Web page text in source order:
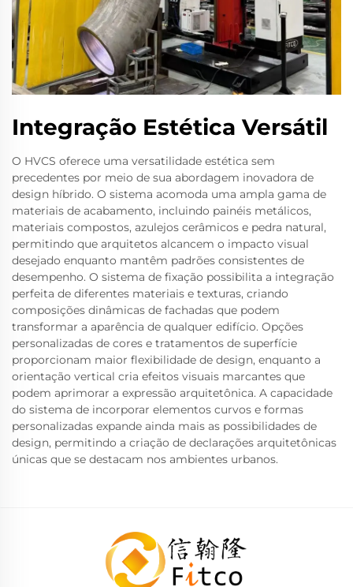
Integração Estética Versátil
O HVCS oferece uma versatilidade estética sem
precedentes por meio de sua abordagem inovadora de
design híbrido. O sistema acomoda uma ampla gama de
materiais de acabamento, incluindo painéis metálicos,
materiais compostos, azulejos cerâmicos e pedra natural,
permitindo que arquitetos alcancem o impacto visual
desejado enquanto mantêm padrões consistentes de
desempenho. O sistema de fixação possibilita a integração
perfeita de diferentes materiais e texturas, criando
composições dinâmicas de fachadas que podem
transformar a aparência de qualquer edifício. Opções
personalizadas de cores e tratamentos de superfície
proporcionam maior flexibilidade de design, enquanto a
orientação vertical cria efeitos visuais marcantes que
podem aprimorar a expressão arquitetônica. A capacidade
do sistema de incorporar elementos curvos e formas
personalizadas expande ainda mais as possibilidades de
design, permitindo a criação de declarações arquitetônicas
únicas que se destacam nos ambientes urbanos.